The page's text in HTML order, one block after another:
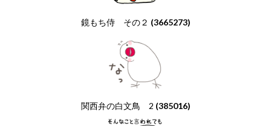
鏡もち侍 その２ (3665273)
関西弁の白文鳥 2 (385016)